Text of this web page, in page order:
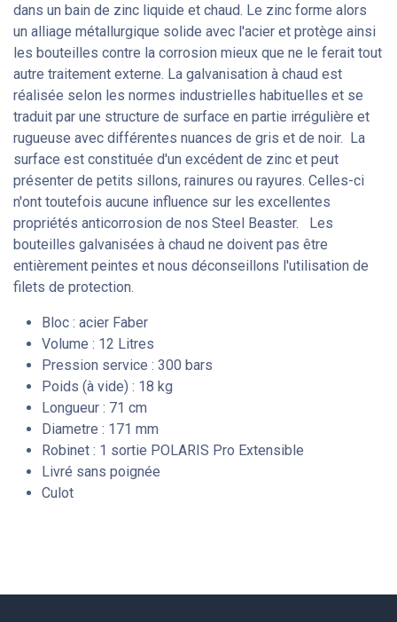
dans un bain de zinc liquide et chaud. Le zinc forme alors
un alliage métallurgique solide avec l'acier et protège ainsi
les bouteilles contre la corrosion mieux que ne le ferait tout
autre traitement externe. La galvanisation à chaud est
réalisée selon les normes industrielles habituelles et se
traduit par une structure de surface en partie irrégulière et
rugueuse avec différentes nuances de gris et de noir. La
surface est constituée d'un excédent de zinc et peut
présenter de petits sillons, rainures ou rayures. Celles-ci
n'ont toutefois aucune influence sur les excellentes
propriétés anticorrosion de nos Steel Beaster. Les
bouteilles galvanisées à chaud ne doivent pas être
entièrement peintes et nous déconseillons l'utilisation de
filets de protection.
Bloc : acier Faber
Volume : 12 Litres
Pression service : 300 bars
Poids (à vide) : 18 kg
Longueur : 71 cm
Diametre : 171 mm
Robinet : 1 sortie POLARIS Pro Extensible
Livré sans poignée
Culot